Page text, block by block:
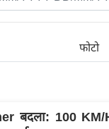
फोटो
बदला: 100